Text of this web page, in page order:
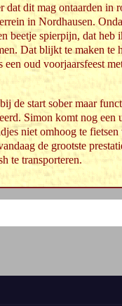
dit mag ontaarden in
in Nordhausen.
beetje spierpijn, dat heb
Dat blijkt te maken te
oud voorjaarsfeest
de start sober maar
Simon komt nog een
niet omhoog te
de grootste
te transporteren.